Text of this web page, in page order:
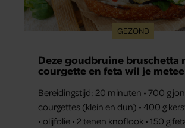
GEZOND
Deze goudbruine bruschetta
courgette en feta wil je
Bereidingstijd: 20 minuten • 700 g
courgettes (klein en dun) • 400 g
• olijfolie • 2 tenen knoflook • 150 g